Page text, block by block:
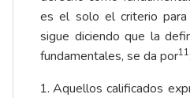
es el solo el criterio para
sigue diciendo que la
fundamentales, se da por11:
Aquellos calificados